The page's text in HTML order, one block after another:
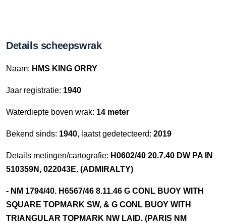
Details scheepswrak
Naam: HMS KING ORRY
Jaar registratie: 1940
Waterdiepte boven wrak: 14 meter
Bekend sinds: 1940, laatst gedetecteerd: 2019
Details metingen/cartografie: H0602/40 20.7.40 DW PA IN
510359N, 022043E. (ADMIRALTY)
- NM 1794/40. H6567/46 8.11.46 G CONL BUOY WITH
SQUARE TOPMARK SW, & G CONL BUOY WITH
TRIANGULAR TOPMARK NW LAID. (PARIS NM